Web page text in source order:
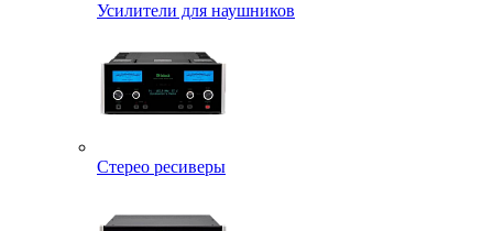
Усилители для наушников
Стерео ресиверы